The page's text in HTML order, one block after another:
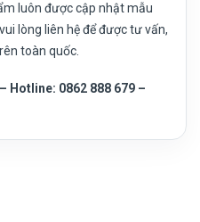
luôn được cập nhật mẫu
lòng liên hệ để được tư vấn,
toàn quốc.
Hotline: 0862 888 679 –